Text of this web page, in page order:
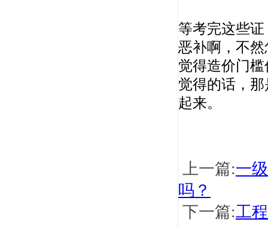
等考完这些
恶补啊，不
觉得造价门
觉得的话，
起来。
上一篇:一
吗？
下一篇:工